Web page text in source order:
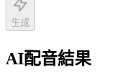
生成
AI配音結果